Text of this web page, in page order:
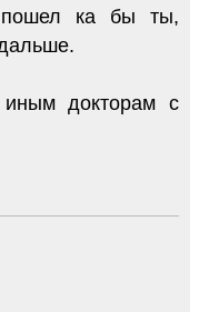
пошел ка бы ты,
докторам с